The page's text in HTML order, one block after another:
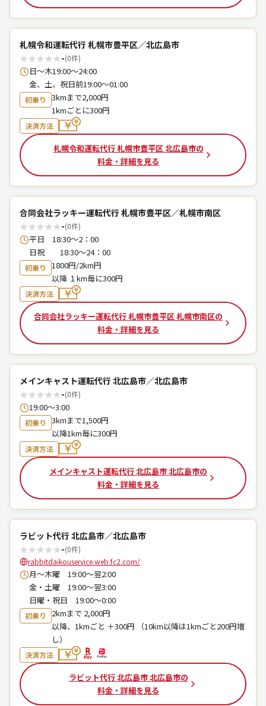
札幌令和運転代行 札幌市豊平区／北広島市
★★★★★-(0件)
日〜木19:00〜24:00
金、土、祝日前19:00〜01:00
初乗り
3kmまで2,000円
1kmごとに300円
決済方法
札幌令和運転代行 札幌市豊平区 北広島市の
料金・詳細を見る
合同会社ラッキー運転代行 札幌市豊平区／札幌市南区
★★★★★-(0件)
平日 18:30～2：00
日祝 18:30～24：00
初乗り
1800円/2km円
以降 １km毎に300円
決済方法
合同会社ラッキー運転代行 札幌市豊平区 札幌市南区の
料金・詳細を見る
メインキャスト運転代行 北広島市／北広島市
★★★★★-(0件)
19:00〜3:00
初乗り
3kmまで1,500円
以降1km毎に300円
決済方法
メインキャスト運転代行 北広島市 北広島市の
料金・詳細を見る
ラビット代行 北広島市／北広島市
★★★★★-(0件)
rabbitdaikouservice.web.fc2.com/
月～木曜 19:00～翌2:00
金・土曜 19:00～翌3:00
日曜・祝日 19:00～0:00
初乗り
2kmまで 2,000円
以降、1kmごと ＋300円 （10km以降は1kmごと200円増
し）
決済方法
ラビット代行 北広島市 北広島市の
料金・詳細を見る